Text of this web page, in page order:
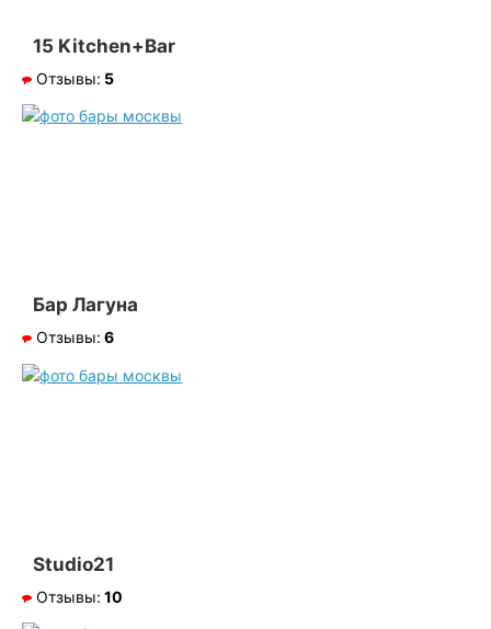
15 Kitchen+Bar
Отзывы: 5
Бар Лагуна
Отзывы: 6
Studio21
Отзывы: 10